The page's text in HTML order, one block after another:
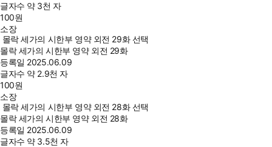
글자수 약 3천 자
100원
소장
몰락 세가의 시한부 영약 외전 29화 선택
몰락 세가의 시한부 영약 외전 29화
등록일 2025.06.09
글자수 약 2.9천 자
100원
소장
몰락 세가의 시한부 영약 외전 28화 선택
몰락 세가의 시한부 영약 외전 28화
등록일 2025.06.09
글자수 약 3.5천 자